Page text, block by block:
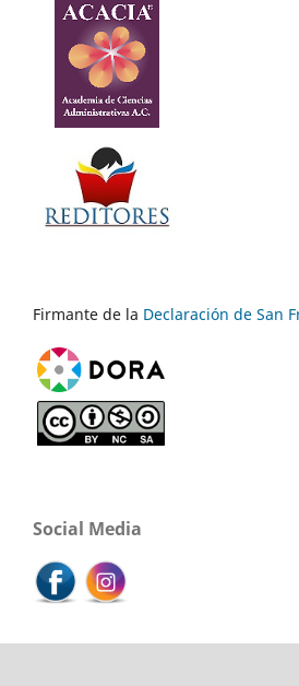
Firmante de la Declaración de San
Social Media